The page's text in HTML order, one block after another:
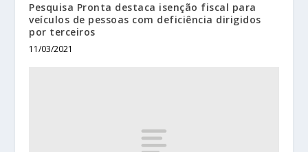
Pesquisa Pronta destaca isenção fiscal para
veículos de pessoas com deficiência dirigidos
por terceiros
11/03/2021